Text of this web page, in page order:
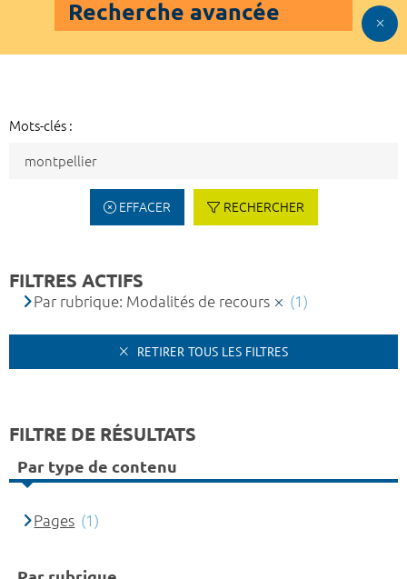
Recherche avancée
Mots-clés :
EFFACER RECHERCHER
FILTRES ACTIFS
Par rubrique: Modalités de recours (1)
RETIRER TOUS LES FILTRES
FILTRE DE RÉSULTATS
Par type de contenu
Pages (1)